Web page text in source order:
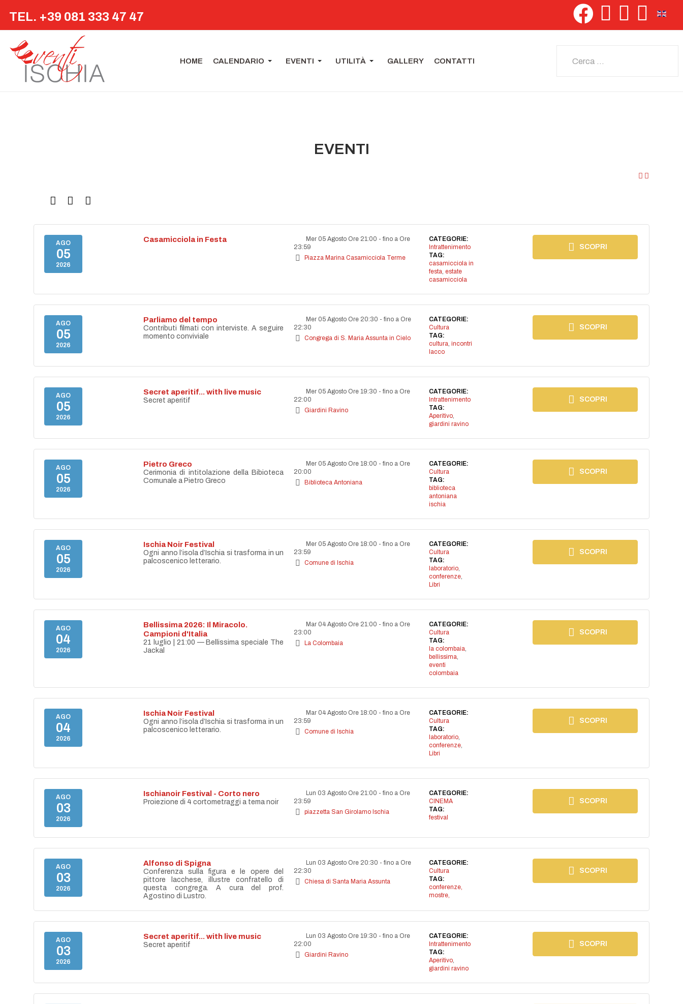
TEL. +39 081 333 47 47
HOME CALENDARIO EVENTI UTILITÀ GALLERY CONTATTI
EVENTI
AGO
05
2026
Casamicciola in Festa Mer 05 Agosto Ore 21:00 - fino a Ore
23:59
Piazza Marina Casamicciola Terme
CATEGORIE:
Intrattenimento
TAG:
casamicciola in
festa, estate
casamicciola
SCOPRI
AGO
05
2026
Parliamo del tempo
Contributi filmati con interviste. A seguire
momento conviviale
Mer 05 Agosto Ore 20:30 - fino a Ore
22:30
Congrega di S. Maria Assunta in Cielo
CATEGORIE:
Cultura
TAG:
cultura, incontri
lacco
SCOPRI
AGO
05
2026
Secret aperitif... with live music
Secret aperitif
Mer 05 Agosto Ore 19:30 - fino a Ore
22:00
Giardini Ravino
CATEGORIE:
Intrattenimento
TAG:
Aperitivo,
giardini ravino
SCOPRI
AGO
05
2026
Pietro Greco
Cerimonia di intitolazione della Bibioteca
Comunale a Pietro Greco
Mer 05 Agosto Ore 18:00 - fino a Ore
20:00
Biblioteca Antoniana
CATEGORIE:
Cultura
TAG:
biblioteca
antoniana
ischia
SCOPRI
AGO
05
2026
Ischia Noir Festival
Ogni anno l’isola d’Ischia si trasforma in un
palcoscenico letterario.
Mer 05 Agosto Ore 18:00 - fino a Ore
23:59
Comune di Ischia
CATEGORIE:
Cultura
TAG:
laboratorio,
conferenze,
Libri
SCOPRI
AGO
04
2026
Bellissima 2026: Il Miracolo.
Campioni d'Italia
21 luglio | 21:00 — Bellissima speciale The
Jackal
Mar 04 Agosto Ore 21:00 - fino a Ore
23:00
La Colombaia
CATEGORIE:
Cultura
TAG:
la colombaia,
bellissima,
eventi
colombaia
SCOPRI
AGO
04
2026
Ischia Noir Festival
Ogni anno l’isola d’Ischia si trasforma in un
palcoscenico letterario.
Mar 04 Agosto Ore 18:00 - fino a Ore
23:59
Comune di Ischia
CATEGORIE:
Cultura
TAG:
laboratorio,
conferenze,
Libri
SCOPRI
AGO
03
2026
Ischianoir Festival - Corto nero
Proiezione di 4 cortometraggi a tema noir
Lun 03 Agosto Ore 21:00 - fino a Ore
23:59
piazzetta San Girolamo Ischia
CATEGORIE:
CINEMA
TAG:
festival
SCOPRI
AGO
03
2026
Alfonso di Spigna
Conferenza sulla figura e le opere del
pittore lacchese, illustre confratello di
questa congrega. A cura del prof.
Agostino di Lustro.
Lun 03 Agosto Ore 20:30 - fino a Ore
22:30
Chiesa di Santa Maria Assunta
CATEGORIE:
Cultura
TAG:
conferenze,
mostre,
SCOPRI
AGO
03
2026
Secret aperitif... with live music
Secret aperitif
Lun 03 Agosto Ore 19:30 - fino a Ore
22:00
Giardini Ravino
CATEGORIE:
Intrattenimento
TAG:
Aperitivo,
giardini ravino
SCOPRI